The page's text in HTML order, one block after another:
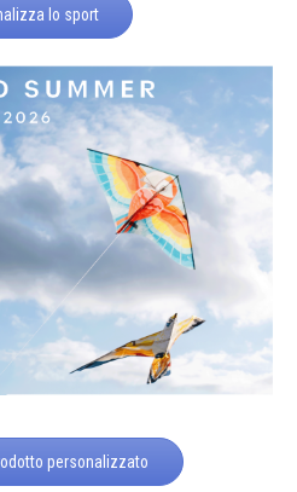
lo sport
personalizzato